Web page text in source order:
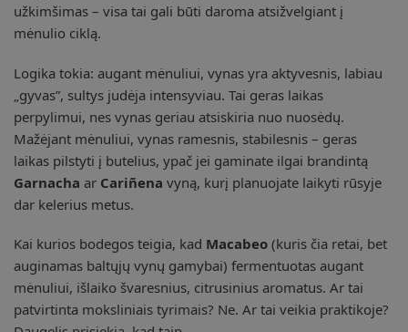
užkimšimas – visa tai gali būti daroma atsižvelgiant į
mėnulio ciklą.
Logika tokia: augant mėnuliui, vynas yra aktyvesnis, labiau
„gyvas”, sultys judėja intensyviau. Tai geras laikas
perpylimui, nes vynas geriau atsiskiria nuo nuosėdų.
Mažėjant mėnuliui, vynas ramesnis, stabilesnis – geras
laikas pilstyti į butelius, ypač jei gaminate ilgai brandintą
Garnacha ar Cariñena vyną, kurį planuojate laikyti rūsyje
dar kelerius metus.
Kai kurios bodegos teigia, kad Macabeo (kuris čia retai, bet
auginamas baltųjų vynų gamybai) fermentuotas augant
mėnuliui, išlaiko švaresnius, citrusinius aromatus. Ar tai
patvirtinta moksliniais tyrimais? Ne. Ar tai veikia praktikoje?